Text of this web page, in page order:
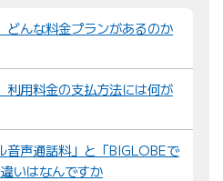
んな料金プランがあるのか
用料金の支払方法には何が
音声通話料」と「BIGLOBEで
いはなんですか